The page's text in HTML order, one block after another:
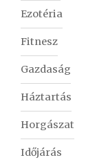
Ezotéria
Fitnesz
Gazdaság
Háztartás
Horgászat
Időjárás